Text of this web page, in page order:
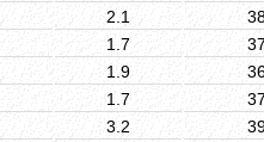
2.1
1.7
1.9
1.7
3.2